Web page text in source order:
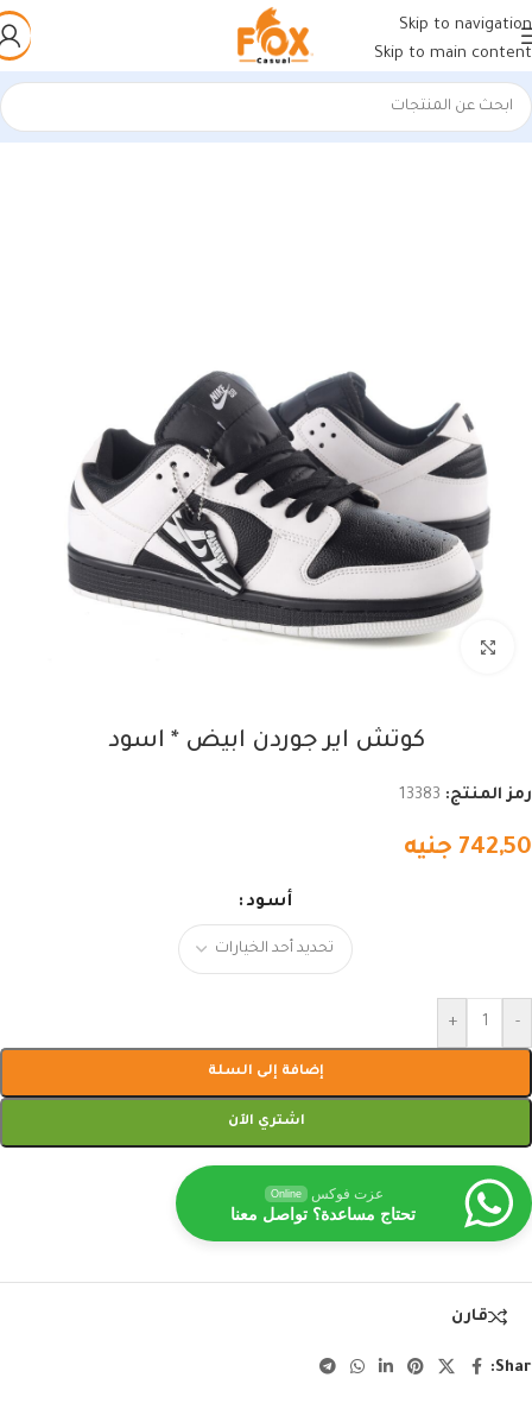
Skip to navigation
Skip to main content
الرئيسية/أحذية رجالي/كوتشي رجالي
اضغط للتكبير
كوتش اير جوردن ابيض * اسود
رمز المنتج: 13383
742,50 جنيه
أسود
-
+
إضافة إلى السلة
اشتري الآن
عزت فوكس Online
تحتاج مساعدة؟ تواصل معنا
قارن